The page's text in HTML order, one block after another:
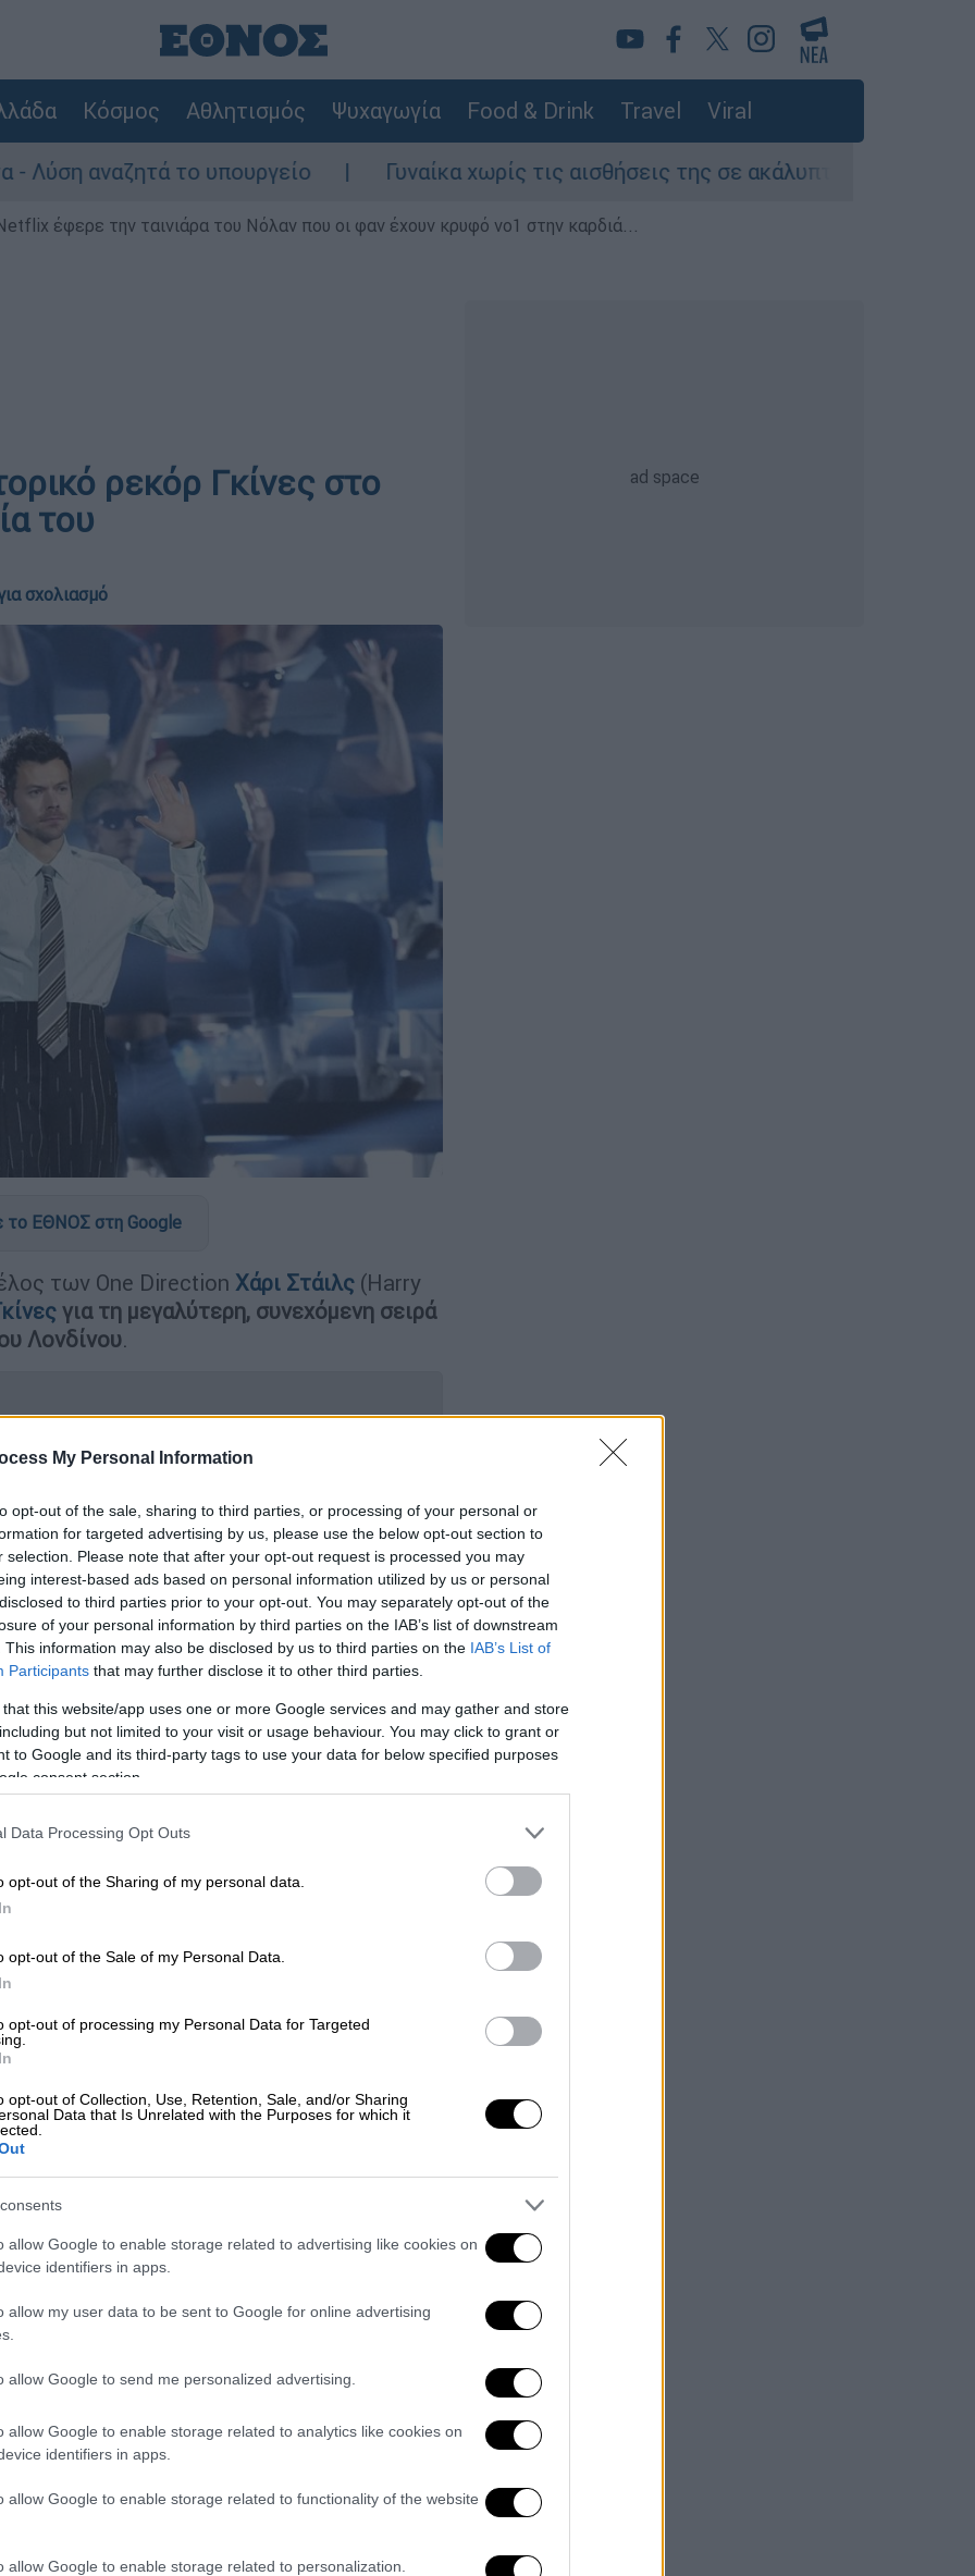
My Personal Information
opt-out of the sale, sharing to third parties, or processing of your personal or
for targeted advertising by us, please use the below opt-out section to
selection. Please note that after your opt-out request is processed you may
interest-based ads based on personal information utilized by us or personal
to third parties prior to your opt-out. You may separately opt-out of the
of your personal information by third parties on the IAB’s list of downstream
This information may also be disclosed by us to third parties on the IAB’s List of
Participants that may further disclose it to other third parties.
that this website/app uses one or more Google services and may gather and store
but not limited to your visit or usage behaviour. You may click to grant or
to Google and its third-party tags to use your data for below specified purposes
consent section.
Data Processing Opt Outs
opt-out of the Sharing of my personal data.
opt-out of the Sale of my Personal Data.
opt-out of processing my Personal Data for Targeted
opt-out of Collection, Use, Retention, Sale, and/or Sharing
Data that Is Unrelated with the Purposes for which it
allow Google to enable storage related to advertising like cookies on
identifiers in apps.
allow my user data to be sent to Google for online advertising
allow Google to send me personalized advertising.
allow Google to enable storage related to analytics like cookies on
identifiers in apps.
allow Google to enable storage related to functionality of the website
allow Google to enable storage related to personalization.
Κόσμος Αθλητισμός Ψυχαγωγία Food & Drink Travel Viral
το υπουργείο Γυναίκα χωρίς τις αισθήσεις της σε ακάλυπτο πολυκατοικίας στη
έφερε την ταινιάρα του Νόλαν που οι φαν έχουν κρυφό νο1 στην καρδιά...
ρεκόρ Γκίνες στο
του
σχολιασμό
το ΕΘΝΟΣ στη Google
των One Direction Χάρι Στάιλς (Harry
για τη μεγαλύτερη, συνεχόμενη σειρά
Λονδίνου.
μάθημα στον Καναδά
το βράδυ του Σαββάτου, καθώς
του στο πλαίσιο της
παραμονή καλλιτέχνη στο
οι Coldplay με 10 διαδοχικές εμφανίσεις.
να δώσει έξι συναυλίες στο Γουέμπλεϊ,
του λόγω της πολύ υψηλής
tour have made music history,
longest residency by a musician at
🏆pic.twitter.com/dXfUuvTHwP
Στάιλς, που έσπασε το ρεκόρ,
και του πολιτισμικού αντίκτυπου των
σύνδεσης που έχει με τους
World Records, Γουίλ Μάνφορντ
εμβληματικούς χώρους συναυλιών στον
τις περισσότερες συνεχόμενες
είναι ένα εξαιρετικό
περίπου 80.000 θαυμαστές
όπως τα «Aperture» και «Dance No
the Time. Disco, Occasionally», καθώς και
«Adore You», «Watermelon Sugar» και
διάρκεια της συναυλίας ο Στάιλς έκανε
του με τους One Direction.